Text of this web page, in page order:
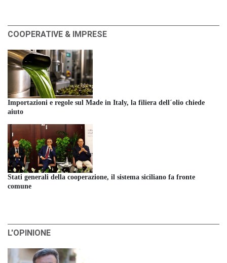
COOPERATIVE & IMPRESE
Importazioni e regole sul Made in Italy, la filiera dell´olio chiede
aiuto
Stati generali della cooperazione, il sistema siciliano fa fronte
comune
L'OPINIONE